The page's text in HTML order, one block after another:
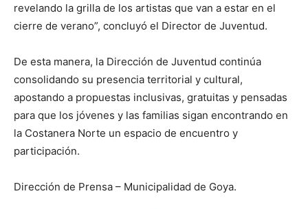
revelando la grilla de los artistas que van a estar en el
cierre de verano”, concluyó el Director de Juventud.
De esta manera, la Dirección de Juventud continúa
consolidando su presencia territorial y cultural,
apostando a propuestas inclusivas, gratuitas y pensadas
para que los jóvenes y las familias sigan encontrando en
la Costanera Norte un espacio de encuentro y
participación.
Dirección de Prensa – Municipalidad de Goya.